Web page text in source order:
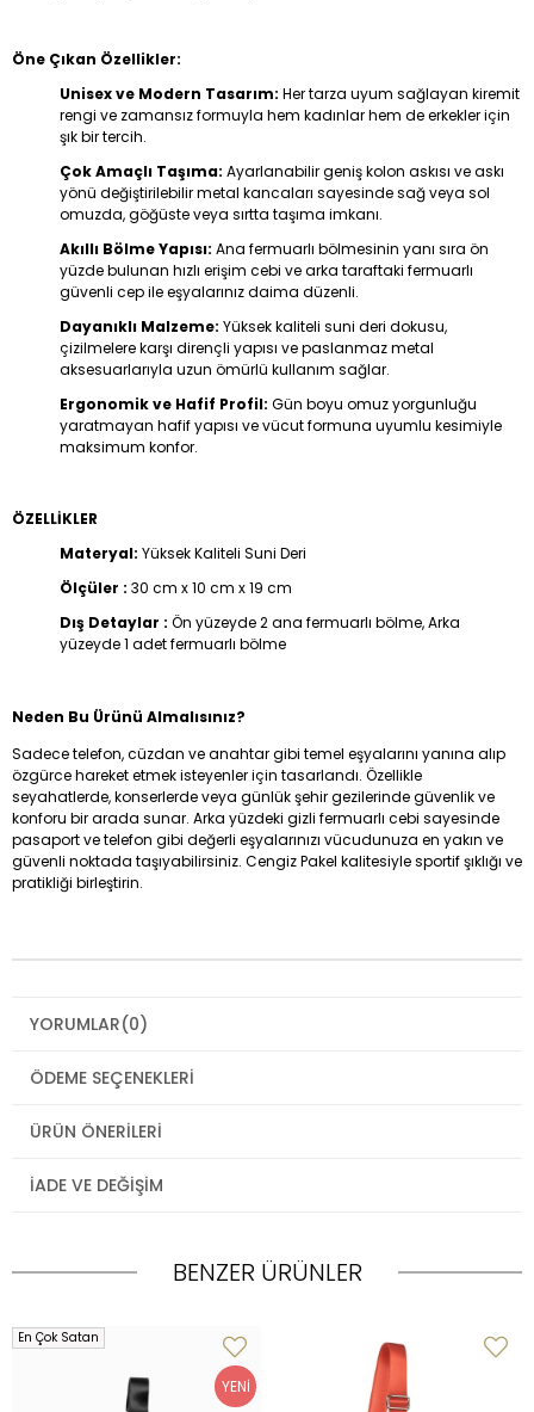
Öne Çıkan Özellikler:
Unisex ve Modern Tasarım: Her tarza uyum sağlayan kiremit
rengi ve zamansız formuyla hem kadınlar hem de erkekler için
şık bir tercih.
Çok Amaçlı Taşıma: Ayarlanabilir geniş kolon askısı ve askı
yönü değiştirilebilir metal kancaları sayesinde sağ veya sol
omuzda, göğüste veya sırtta taşıma imkanı.
Akıllı Bölme Yapısı: Ana fermuarlı bölmesinin yanı sıra ön
yüzde bulunan hızlı erişim cebi ve arka taraftaki fermuarlı
güvenli cep ile eşyalarınız daima düzenli.
Dayanıklı Malzeme: Yüksek kaliteli suni deri dokusu,
çizilmelere karşı dirençli yapısı ve paslanmaz metal
aksesuarlarıyla uzun ömürlü kullanım sağlar.
Ergonomik ve Hafif Profil: Gün boyu omuz yorgunluğu
yaratmayan hafif yapısı ve vücut formuna uyumlu kesimiyle
maksimum konfor.
ÖZELLİKLER
Materyal: Yüksek Kaliteli Suni Deri
Ölçüler : 30 cm x 10 cm x 19 cm
Dış Detaylar : Ön yüzeyde2 ana fermuarlı bölme, Arka
yüzeyde 1 adet fermuarlı bölme
Neden Bu Ürünü Almalısınız?
Sadece telefon, cüzdan ve anahtar gibi temel eşyalarını yanına alıp
özgürce hareket etmek isteyenler için tasarlandı. Özellikle
seyahatlerde, konserlerde veya günlük şehir gezilerinde güvenlik ve
konforu bir arada sunar. Arka yüzdeki gizli fermuarlı cebi sayesinde
pasaport ve telefon gibi değerli eşyalarınızı vücudunuza en yakın ve
güvenli noktada taşıyabilirsiniz. Cengiz Pakel kalitesiyle sportif şıklığı ve
pratikliği birleştirin.
YORUMLAR(0)
ÖDEME SEÇENEKLERI
ÜRÜN ÖNERILERI
İADE VE DEĞIŞIM
BENZER ÜRÜNLER
YENI
En Çok Satan